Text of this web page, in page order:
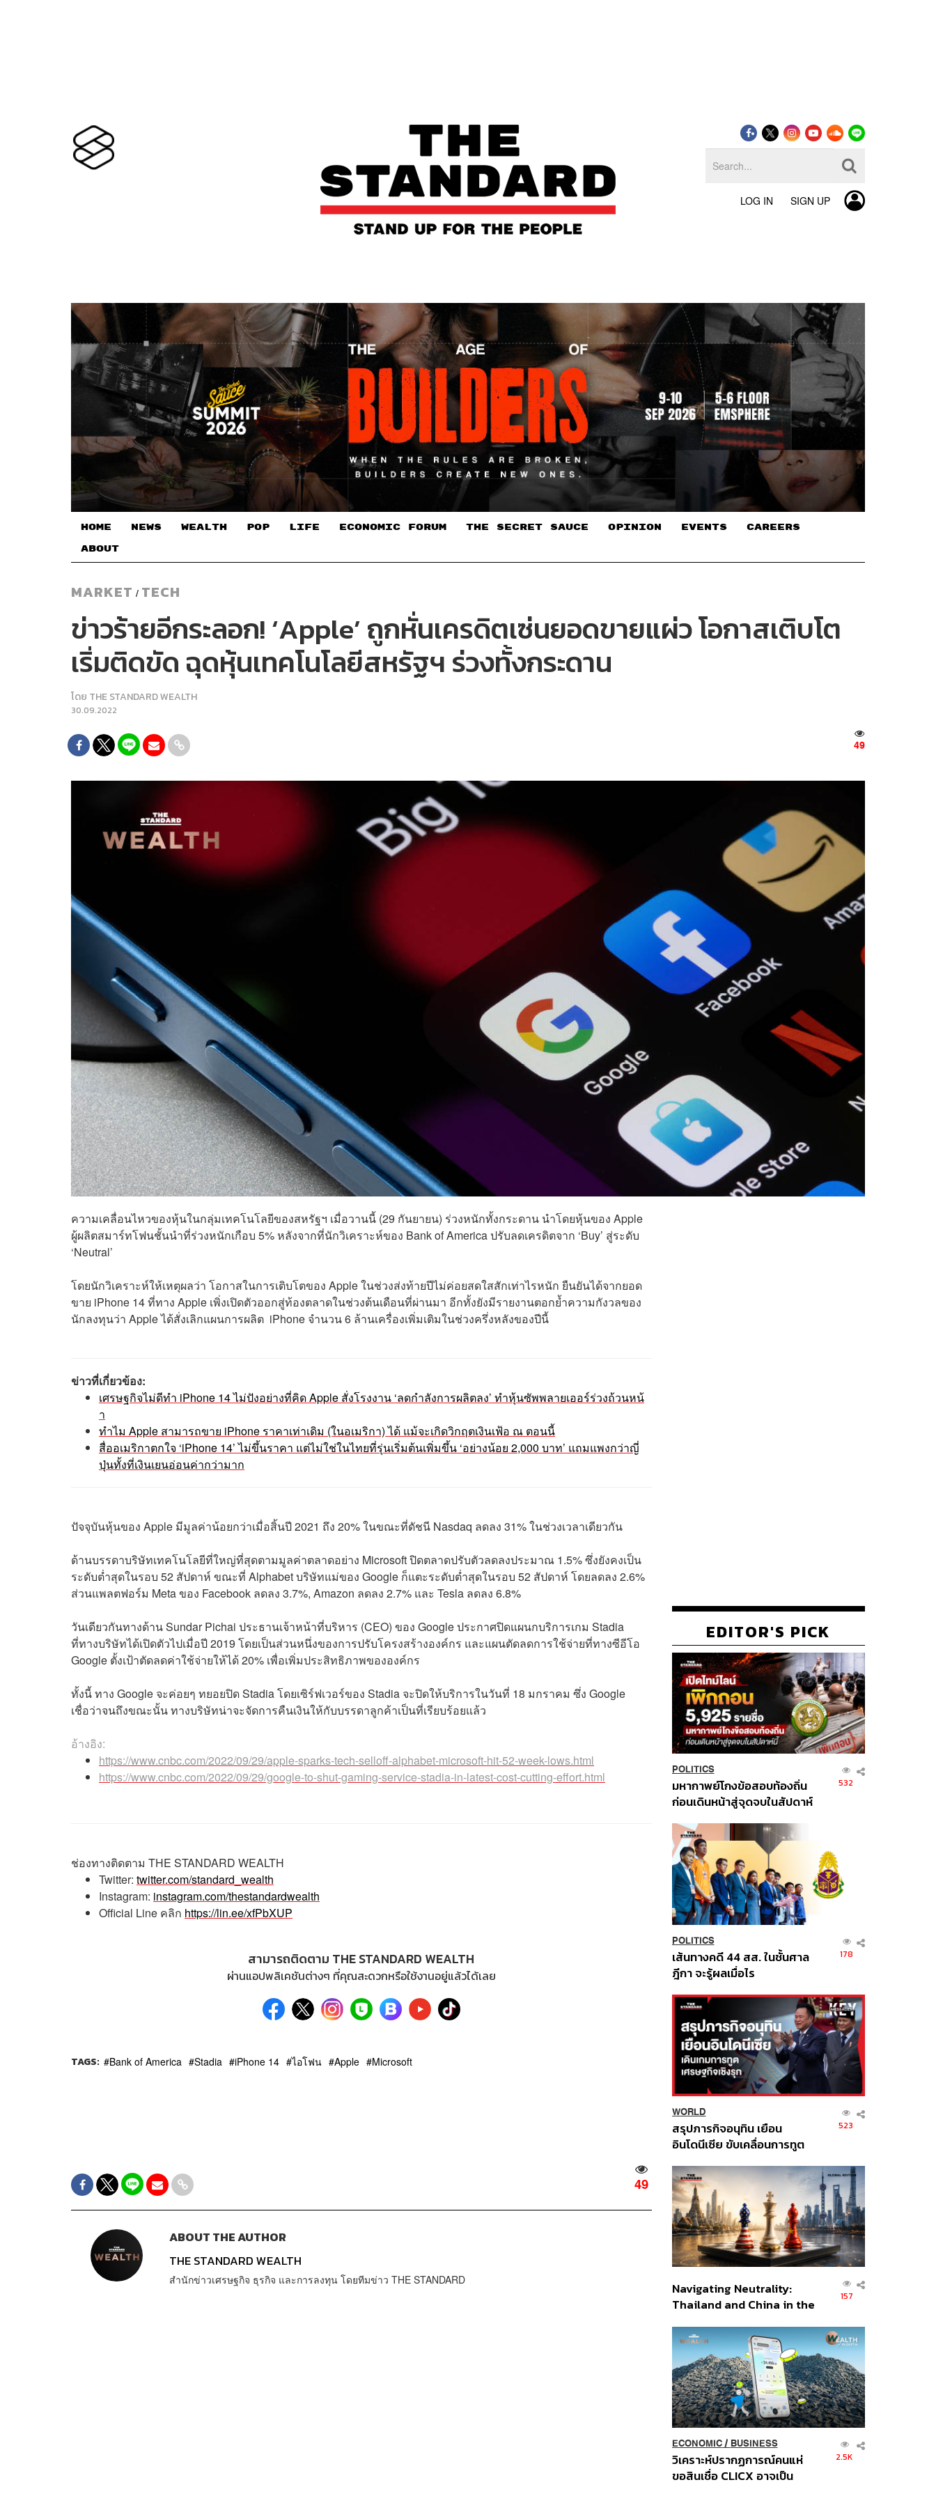
LOG IN SIGN UP
HOME NEWS WEALTH POP LIFE ECONOMIC FORUM THE SECRET SAUCE​ OPINION EVENTS CAREERS
ABOUT
MARKET / TECH
ข่าวร้ายอีกระลอก! ‘Apple’ ถูกหั่นเครดิตเซ่นยอดขายแผ่ว โอกาสเติบโต
เริ่มติดขัด ฉุดหุ้นเทคโนโลยีสหรัฐฯ ร่วงทั้งกระดาน
โดย THE STANDARD WEALTH
30.09.2022
49
ความเคลื่อนไหวของหุ้นในกลุ่มเทคโนโลยีของสหรัฐฯ เมื่อวานนี้ (29 กันยายน) ร่วงหนักทั้งกระดาน นำโดยหุ้นของ Apple
ผู้ผลิตสมาร์ทโฟนชั้นนำที่ร่วงหนักเกือบ 5% หลังจากที่นักวิเคราะห์ของ Bank of America ปรับลดเครดิตจาก ‘Buy’ สู่ระดับ
‘Neutral’
โดยนักวิเคราะห์ให้เหตุผลว่า โอกาสในการเติบโตของ Apple ในช่วงส่งท้ายปีไม่ค่อยสดใสสักเท่าไรหนัก ยืนยันได้จากยอด
ขาย iPhone 14 ที่ทาง Apple เพิ่งเปิดตัวออกสู่ท้องตลาดในช่วงต้นเดือนที่ผ่านมา อีกทั้งยังมีรายงานตอกย้ำความกังวลของ
นักลงทุนว่า Apple ได้สั่งเลิกแผนการผลิต iPhone จำนวน 6 ล้านเครื่องเพิ่มเติมในช่วงครึ่งหลังของปีนี้
ข่าวที่เกี่ยวข้อง:
เศรษฐกิจไม่ดีทำ iPhone 14 ไม่ปังอย่างที่คิด Apple สั่งโรงงาน ‘ลดกำลังการผลิตลง’ ทำหุ้นซัพพลายเออร์ร่วงถ้วนหน้
า
ทำไม Apple สามารถขาย iPhone ราคาเท่าเดิม (ในอเมริกา) ได้ แม้จะเกิดวิกฤตเงินเฟ้อ ณ ตอนนี้
สื่ออเมริกาตกใจ ‘iPhone 14’ ไม่ขึ้นราคา แต่ไม่ใช่ในไทยที่รุ่นเริ่มต้นเพิ่มขึ้น ‘อย่างน้อย 2,000 บาท’ แถมแพงกว่าญี่
ปุ่นทั้งที่เงินเยนอ่อนค่ากว่ามาก
ปัจจุบันหุ้นของ Apple มีมูลค่าน้อยกว่าเมื่อสิ้นปี 2021 ถึง 20% ในขณะที่ดัชนี Nasdaq ลดลง 31% ในช่วงเวลาเดียวกัน
ด้านบรรดาบริษัทเทคโนโลยีที่ใหญ่ที่สุดตามมูลค่าตลาดอย่าง Microsoft ปิดตลาดปรับตัวลดลงประมาณ 1.5% ซึ่งยังคงเป็น
ระดับต่ำสุดในรอบ 52 สัปดาห์ ขณะที่ Alphabet บริษัทแม่ของ Google ก็แตะระดับต่ำสุดในรอบ 52 สัปดาห์ โดยลดลง 2.6%
ส่วนแพลตฟอร์ม Meta ของ Facebook ลดลง 3.7%, Amazon ลดลง 2.7% และ Tesla ลดลง 6.8%
วันเดียวกันทางด้าน Sundar Pichai ประธานเจ้าหน้าที่บริหาร (CEO) ของ Google ประกาศปิดแผนกบริการเกม Stadia
ที่ทางบริษัทได้เปิดตัวไปเมื่อปี 2019 โดยเป็นส่วนหนึ่งของการปรับโครงสร้างองค์กร และแผนตัดลดการใช้จ่ายที่ทางซีอีโอ
Google ตั้งเป้าตัดลดค่าใช้จ่ายให้ได้ 20% เพื่อเพิ่มประสิทธิภาพขององค์กร
ทั้งนี้ ทาง Google จะค่อยๆ ทยอยปิด Stadia โดยเซิร์ฟเวอร์ของ Stadia จะปิดให้บริการในวันที่ 18 มกราคม ซึ่ง Google
เชื่อว่าจนถึงขณะนั้น ทางบริษัทน่าจะจัดการคืนเงินให้กับบรรดาลูกค้าเป็นที่เรียบร้อยแล้ว
อ้างอิง:
https://www.cnbc.com/2022/09/29/apple-sparks-tech-selloff-alphabet-microsoft-hit-52-week-lows.html
https://www.cnbc.com/2022/09/29/google-to-shut-gaming-service-stadia-in-latest-cost-cutting-effort.html
ช่องทางติดตาม THE STANDARD WEALTH
Twitter: twitter.com/standard_wealth
Instagram: instagram.com/thestandardwealth
Official Line คลิก https://lin.ee/xfPbXUP
สามารถติดตาม THE STANDARD WEALTH
ผ่านแอปพลิเคชันต่างๆ ที่คุณสะดวกหรือใช้งานอยู่แล้วได้เลย
TAGS: Bank of America Stadia iPhone 14 ไอโฟน Apple Microsoft
49
ABOUT THE AUTHOR
THE STANDARD WEALTH
สำนักข่าวเศรษฐกิจ ธุรกิจ และการลงทุน โดยทีมข่าว THE STANDARD
EDITOR'S PICK
POLITICS
มหากาพย์โกงข้อสอบท้องถิ่น
ก่อนเดินหน้าสู่จุดจบในสัปดาห์
532
POLITICS
เส้นทางคดี 44 สส. ในชั้นศาล
ฎีกา จะรู้ผลเมื่อไร
178
WORLD
สรุปภารกิจอนุทิน เยือน
อินโดนีเซีย ขับเคลื่อนการทูต
ส่วนยุทธศาสตร์ไทย –
อินโดนีเซีย
523
Navigating Neutrality:
Thailand and China in the
Order
157
ECONOMIC/ BUSINESS
วิเคราะห์ปรากฏการณ์คนแห่
ขอสินเชื่อ CLICX อาจเป็น
2.5K